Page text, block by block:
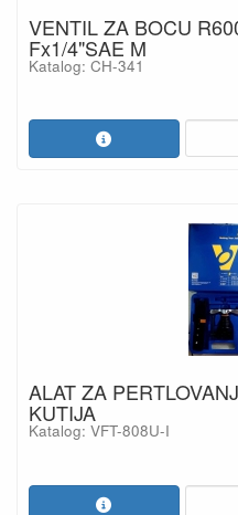
VENTIL ZA BOCU
Fx1/4"SAE M
Katalog: CH-341
ALAT ZA
KUTIJA
Katalog: VFT-808U-I